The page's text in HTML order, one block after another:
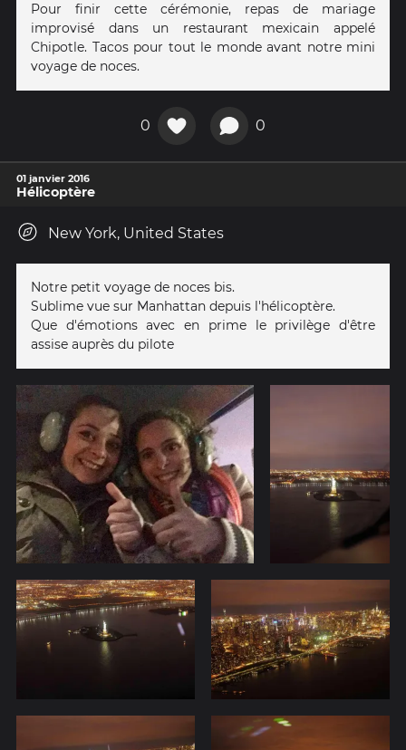
Pour finir cette cérémonie, repas de mariage
improvisé dans un restaurant mexicain appelé
Chipotle. Tacos pour tout le monde avant notre mini
voyage de noces.
0 0
01 janvier 2016
Hélicoptère
New York, United States
Notre petit voyage de noces bis.
Sublime vue sur Manhattan depuis l'hélicoptère.
Que d'émotions avec en prime le privilège d'être
assise auprès du pilote